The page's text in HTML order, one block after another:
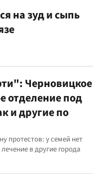
на зуд и сыпь
Черновицкое
отделение под
и другие по
протестов: у семей нет
в другие города